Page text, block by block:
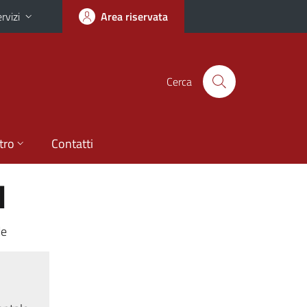
Area riservata
Cerca
Contatti